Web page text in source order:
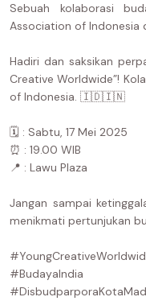
Sebuah kolaborasi
Association of Indonesia
Hadiri dan saksikan
Creative Worldwide”!
of Indonesia. 🇮🇩🇮🇳
🗓️ : Sabtu, 17 Mei 2025
⏰ : 19.00 WIB
📍 : Lawu Plaza
Jangan sampai
menikmati pertunjukan
#BudayaIndia